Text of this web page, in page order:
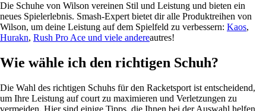
Die Schuhe von Wilson vereinen Stil und Leistung und bieten ein
neues Spielerlebnis. Smash-Expert bietet dir alle Produktreihen von
Wilson, um deine Leistung auf dem Spielfeld zu verbessern: Kaos,
Hurakn, Rush Pro Ace und viele andereautres!
Wie wähle ich den richtigen Schuh?
Die Wahl des richtigen Schuhs für den Racketsport ist entscheidend,
um Ihre Leistung auf court zu maximieren und Verletzungen zu
vermeiden. Hier sind einige Tipps, die Ihnen bei der Auswahl helfen